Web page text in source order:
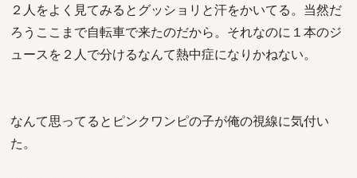
２人をよく見てみるとグッショリと汗をかいてる。当然だ
ろうここまで自転車で来たのだから。それなのに１本のジ
ュースを２人で分けるなんて熱中症になりかねない。
なんて思ってるとピンクワンピの子が俺の視線に気付い
た。